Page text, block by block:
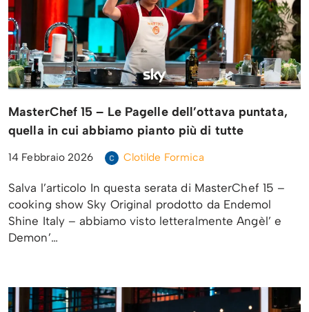
MasterChef 15 – Le Pagelle dell’ottava puntata,
quella in cui abbiamo pianto più di tutte
14 Febbraio 2026 Clotilde Formica
Salva l’articolo In questa serata di MasterChef 15 –
cooking show Sky Original prodotto da Endemol
Shine Italy – abbiamo visto letteralmente Angèl’ e
Demon’…